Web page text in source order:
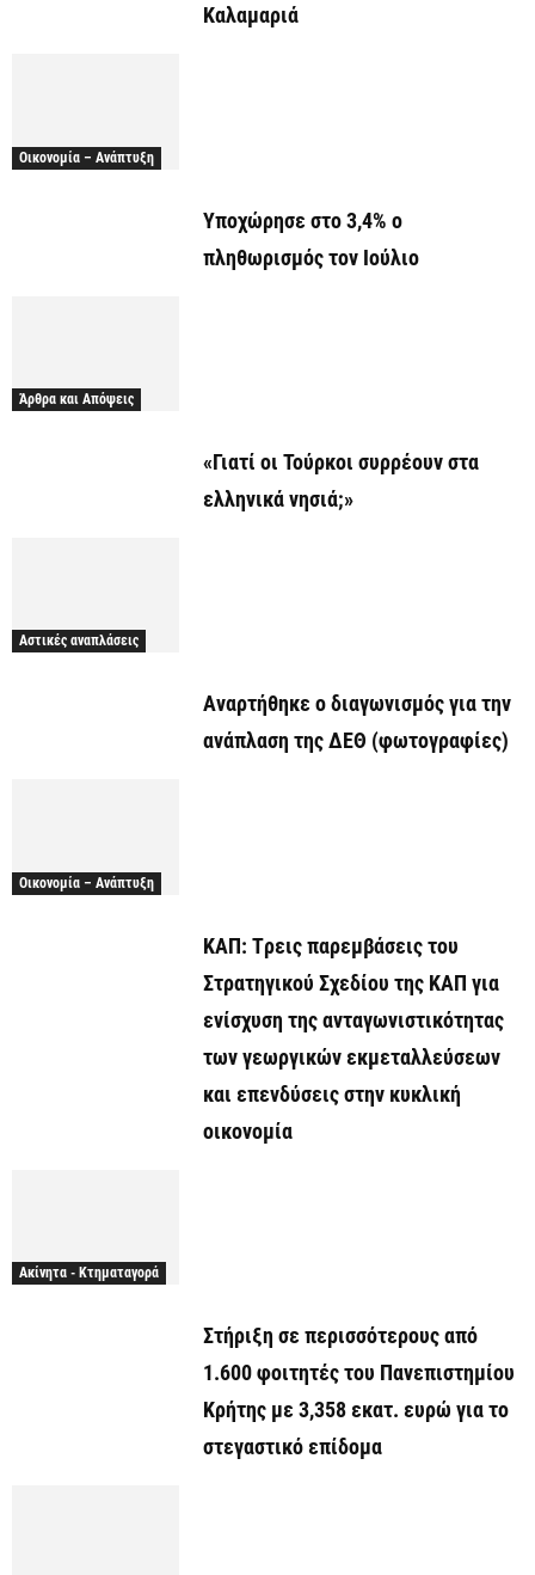
Καλαμαριά
Οικονομία – Ανάπτυξη
Υποχώρησε στο 3,4% ο
πληθωρισμός τον Ιούλιο
Άρθρα και Απόψεις
«Γιατί οι Τούρκοι συρρέουν στα
ελληνικά νησιά;»
Αστικές αναπλάσεις
Αναρτήθηκε o διαγωνισμός για την
ανάπλαση της ΔΕΘ (φωτογραφίες)
Οικονομία – Ανάπτυξη
ΚΑΠ: Tρεις παρεμβάσεις του
Στρατηγικού Σχεδίου της ΚΑΠ για
ενίσχυση της ανταγωνιστικότητας
των γεωργικών εκμεταλλεύσεων
και επενδύσεις στην κυκλική
οικονομία
Ακίνητα - Κτηματαγορά
Στήριξη σε περισσότερους από
1.600 φοιτητές του Πανεπιστημίου
Κρήτης με 3,358 εκατ. ευρώ για το
στεγαστικό επίδομα